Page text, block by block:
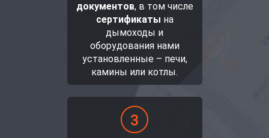
документов, в том числе
сертификаты на
дымоходы и
оборудования нами
установленные – печи,
камины или котлы.